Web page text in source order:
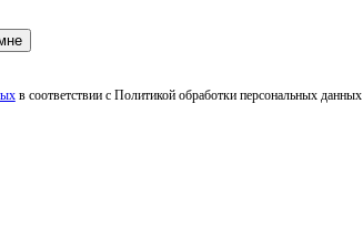
в соответствии с Политикой обработки персональных данных